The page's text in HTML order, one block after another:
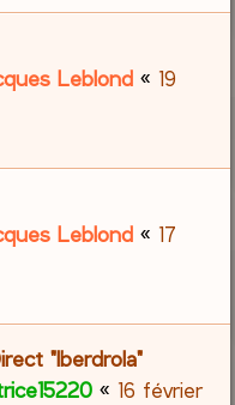
Leblond « 19
Leblond « 17
"Iberdrola"
« 16 février